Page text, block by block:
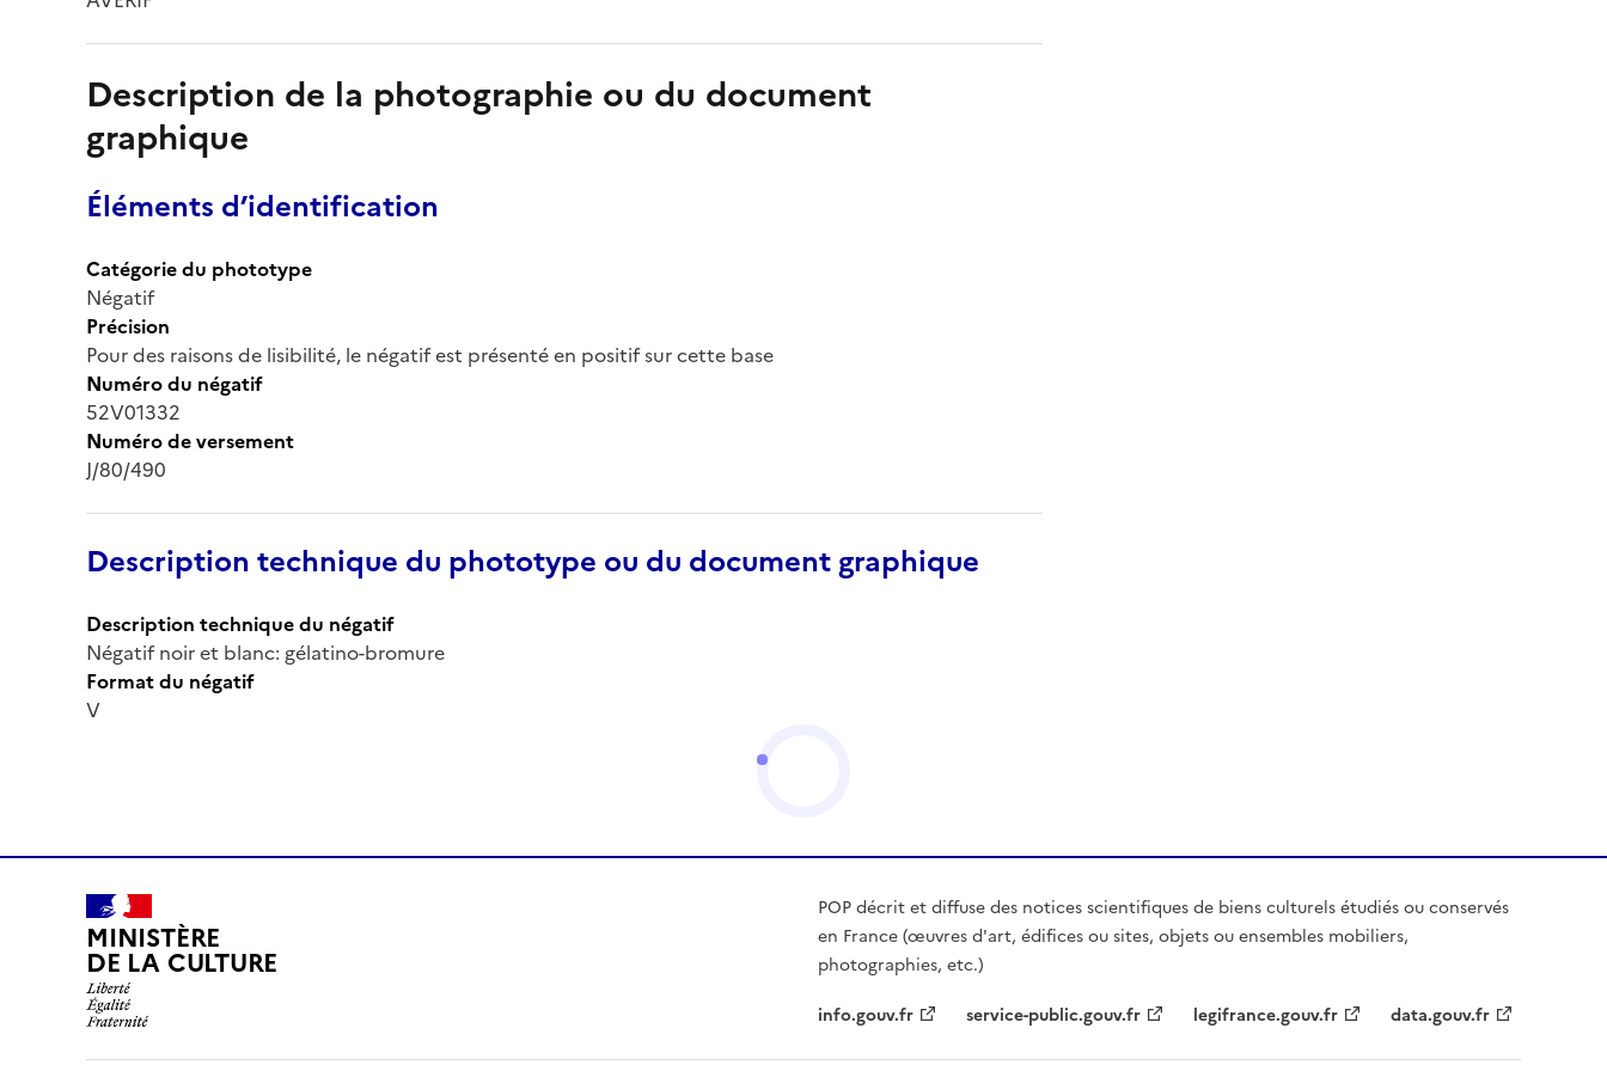
Description de la photographie ou du document
graphique
Éléments d’identification
Catégorie du phototype
Négatif
Précision
Pour des raisons de lisibilité, le négatif est présenté en positif sur cette base
Numéro du négatif
52V01332
Numéro de versement
J/80/490
Description technique du phototype ou du document graphique
Description technique du négatif
Négatif noir et blanc: gélatino-bromure
Format du négatif
V
MINISTÈRE
DE LA CULTURE
POP décrit et diffuse des notices scientifiques de biens culturels étudiés ou conservés
en France (œuvres d'art, édifices ou sites, objets ou ensembles mobiliers,
photographies, etc.)
info.gouv.fr
service-public.gouv.fr legifrance.gouv.fr data.gouv.fr